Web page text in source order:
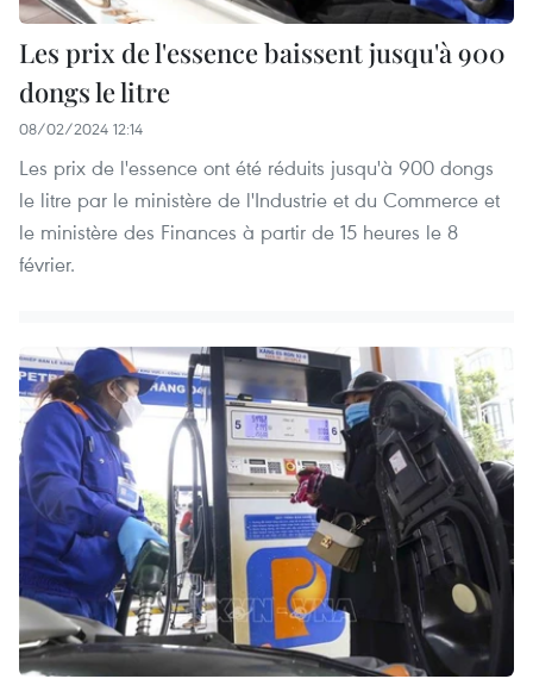
Les prix de l'essence baissent jusqu'à 900
dongs le litre
08/02/2024 12:14
Les prix de l'essence ont été réduits jusqu'à 900 dongs
le litre par le ministère de l'Industrie et du Commerce et
le ministère des Finances à partir de 15 heures le 8
février.